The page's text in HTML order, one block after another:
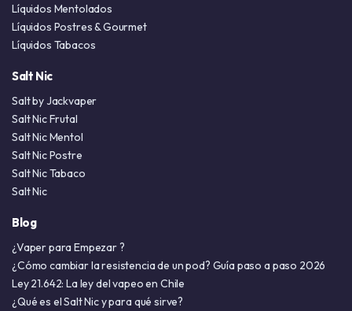
Líquidos Mentolados
Líquidos Postres & Gourmet
Líquidos Tabacos
Salt Nic
Salt by Jackvaper
Salt Nic Frutal
Salt Nic Mentol
Salt Nic Postre
Salt Nic Tabaco
Salt Nic
Blog
¿Vaper para Empezar ?
¿Cómo cambiar la resistencia de un pod? Guía paso a paso 2026
Ley 21.642: La ley del vapeo en Chile
¿Qué es el Salt Nic y para qué sirve?